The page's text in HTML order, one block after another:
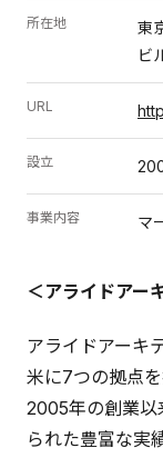
所在地
東
ビ
URL
設立
事業内容 マ
＜アライドアー
アライドアーキ
米に7つの拠点
2005年の創業
られた豊富な実